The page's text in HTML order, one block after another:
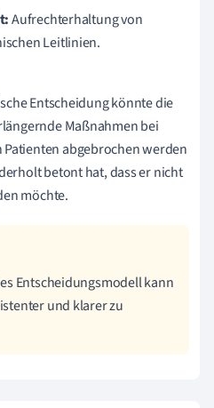
Aufrechterhaltung von
Leitlinien.
Entscheidung könnte die
Maßnahmen bei
abgebrochen werden
betont hat, dass er nicht
möchte.
Entscheidungsmodell kann
und klarer zu